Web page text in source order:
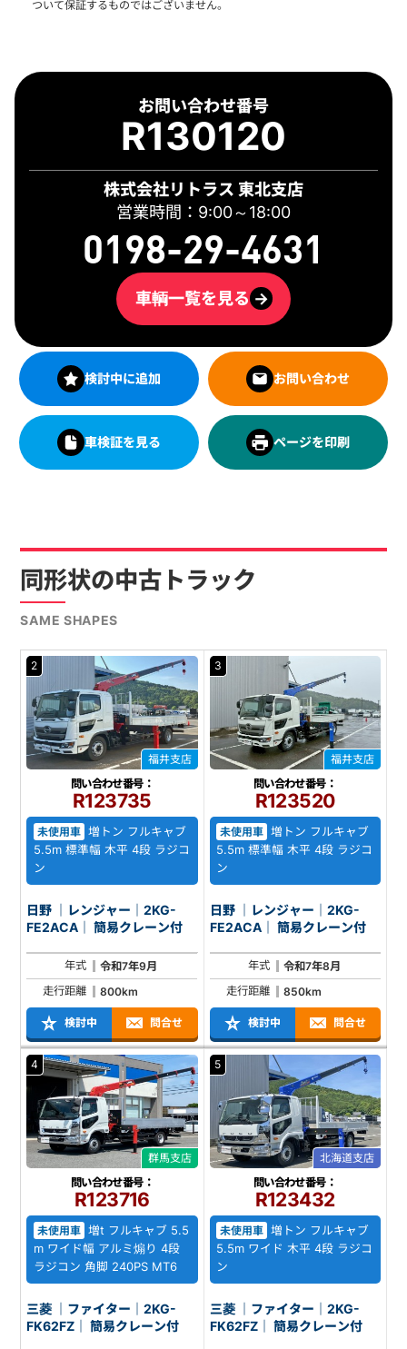
お問い合わせ番号
R130120
株式会社リトラス 東北支店
営業時間：9:00～18:00
0198-29-4631
車輌一覧を見る →
検討中に追加 お問い合わせ
車検証を見る ページを印刷
ついて保証するものではございません。
同形状の中古トラック
SAME SHAPES
2
福井支店
問い合わせ番号：
R123735
未使用車 増トン フルキャブ
5.5m 標準幅 木平 4段 ラジコ
ン
日野 ｜レンジャー｜2KG-
FE2ACA｜ 簡易クレーン付
年式
令和7年9月
走行距離
800km
検討中 問合せ
3
福井支店
問い合わせ番号：
R123520
未使用車 増トン フルキャブ
5.5m 標準幅 木平 4段 ラジコ
ン
日野 ｜レンジャー｜2KG-
FE2ACA｜ 簡易クレーン付
年式
令和7年8月
走行距離
850km
検討中 問合せ
4
群馬支店
問い合わせ番号：
R123716
未使用車 増t フルキャブ 5.5
m ワイド幅 アルミ煽り 4段
ラジコン 角脚 240PS MT6
三菱 ｜ファイター｜2KG-
FK62FZ｜ 簡易クレーン付
5
北海道支店
問い合わせ番号：
R123432
未使用車 増トン フルキャブ
5.5m ワイド 木平 4段 ラジコ
ン
三菱 ｜ファイター｜2KG-
FK62FZ｜ 簡易クレーン付